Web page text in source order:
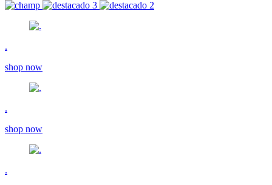
.
shop now
.
shop now
.